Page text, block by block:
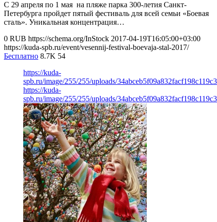
С 29 апреля по 1 мая на пляже парка 300-летия Санкт-
Петербурга пройдет пятый фестиваль для всей семьи «Боевая
сталь». Уникальная концентрация…
0 RUB https://schema.org/InStock 2017-04-19T16:05:00+03:00
https://kuda-spb.ru/event/vesennij-festival-boevaja-stal-2017/
Бесплатно 8.7K 54
https://kuda-
spb.ru/image/255/255/uploads/
https://kuda-
spb.ru/image/255/255/uploads/